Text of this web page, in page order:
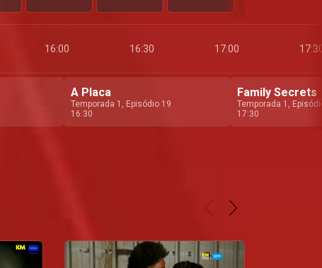
16:00 16:30 17:00
A Placa
Temporada 1, Episódio 19
16:30
Family Secrets
Temporada 1,
17:30